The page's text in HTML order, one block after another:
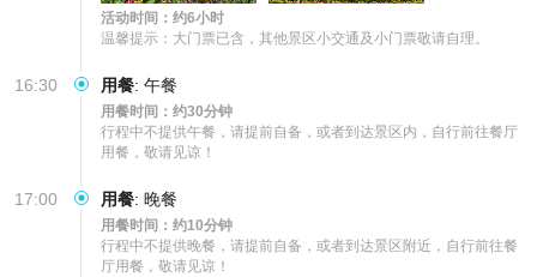
活动时间：约6小时
温馨提示：大门票已含，其他景区小交通及小门票敬请自理。
16:30 用餐: 午餐
用餐时间：约30分钟
行程中不提供午餐，请提前自备，或者到达景区内，自行前往餐厅
用餐，敬请见谅！
17:00 用餐: 晚餐
用餐时间：约10分钟
行程中不提供晚餐，请提前自备，或者到达景区附近，自行前往餐
厅用餐，敬请见谅！